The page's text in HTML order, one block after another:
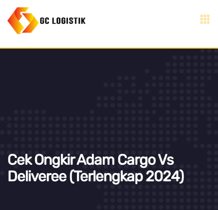
Cek Ongkir Adam Cargo Vs
Deliveree (Terlengkap 2024)